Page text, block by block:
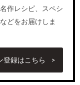
作レシピ、スペシ
どをお届けしま
登録はこちら